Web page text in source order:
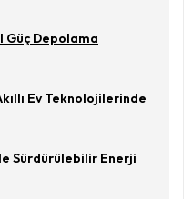
Güç Depolama
Ev Teknolojilerinde
Sürdürülebilir Enerji